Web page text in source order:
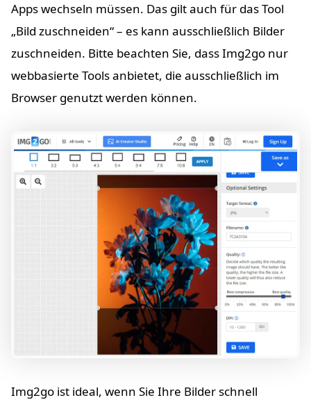
Apps wechseln müssen. Das gilt auch für das Tool
„Bild zuschneiden“ – es kann ausschließlich Bilder
zuschneiden. Bitte beachten Sie, dass Img2go nur
webbasierte Tools anbietet, die ausschließlich im
Browser genutzt werden können.
Img2go ist ideal, wenn Sie Ihre Bilder schnell